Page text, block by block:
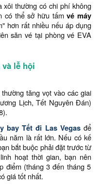
xôi thường có chi phí không
có thể sở hữu tấmvé máy
hơn rất nhiều nếu áp dụng
săn vé tại phòng vé EVA
lễ hội
tăng vọt vào các giai
Lịch, Tết Nguyên Đán)
bay Tết đi Las Vegasđể
năm là rất lớn. Nếu có kế
bắt buộc phải đặt trước từ
hoạt thời gian, bạn nên
điểm (tháng 3 đến tháng 5
giá tốt nhất.